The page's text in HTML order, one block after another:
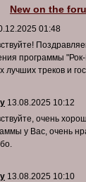
New on the
01:48
программы
лучших треков и
13.08.2025 10:12
очень
у Вас, очень
13.08.2025 10:10